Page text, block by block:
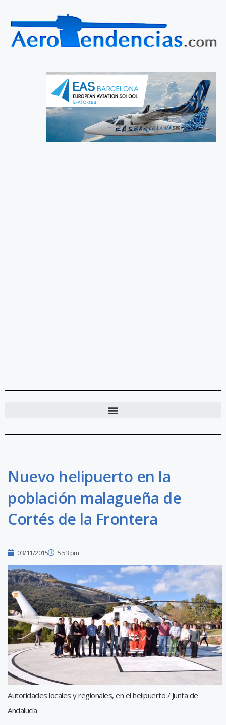
Nuevo helipuerto en la
población malagueña de
Cortés de la Frontera
03/11/2015 5:53 pm
Autoridades locales y regionales, en el helipuerto / Junta de
Andalucía